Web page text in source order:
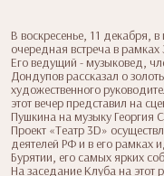
В воскресенье, 11 декабря,
очередная встреча в рамках
Его ведущий - музыковед,
Дондупов рассказал о
художественного
этот вечер представил на
Пушкина на музыку Георгия
Проект «Театр 3D»
деятелей РФ и в его рамках
Бурятии, его самых ярких
На заседание Клуба на